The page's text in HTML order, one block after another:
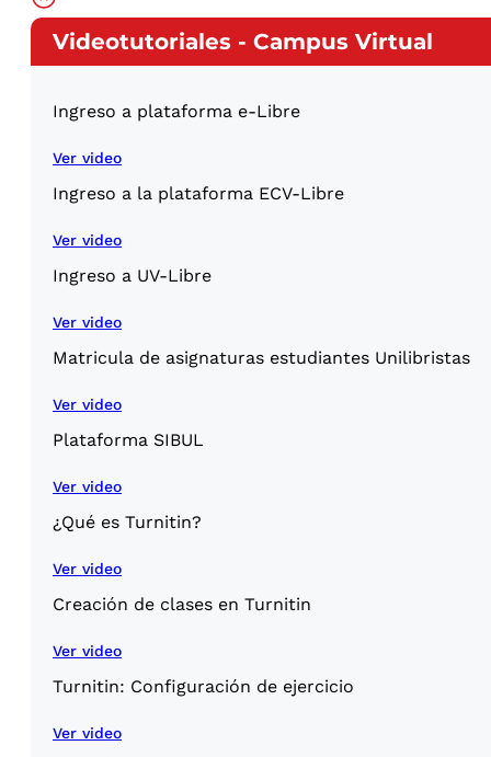
Videotutoriales - Campus Virtual
Ingreso a plataforma e-Libre
Ver video
Ingreso a la plataforma ECV-Libre
Ver video
Ingreso a UV-Libre
Ver video
Matricula de asignaturas estudiantes Unilibristas
Ver video
Plataforma SIBUL
Ver video
¿Qué es Turnitin?
Ver video
Creación de clases en Turnitin
Ver video
Turnitin: Configuración de ejercicio
Ver video